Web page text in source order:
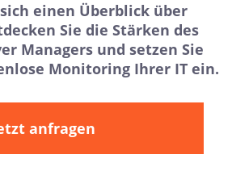
einen Überblick über
Sie die Stärken des
Managers und setzen Sie
Monitoring Ihrer IT ein.
anfragen